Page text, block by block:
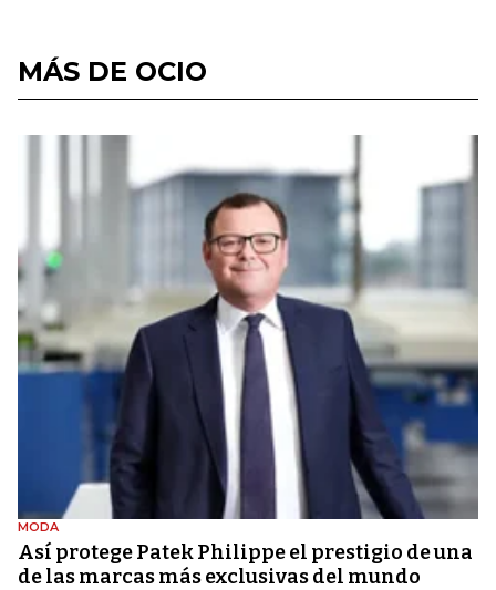
MÁS DE OCIO
MODA
Así protege Patek Philippe el prestigio de una
de las marcas más exclusivas del mundo